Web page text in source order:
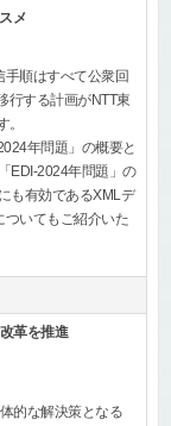
メ
順はすべて公衆回
行する計画がNTT東
年問題」の概要と
EDI-2024年問題」の
も有効であるXMLデ
ついてもご紹介いた
革を推進
的な解決策となる